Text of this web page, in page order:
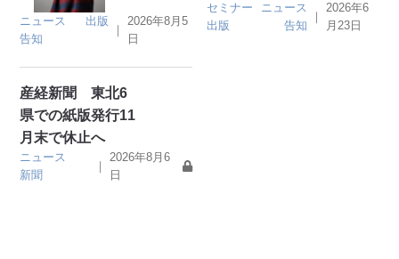
ニュース
出版
告知
｜
2026年8月5
日
セミナー
ニュース
出版
告知
｜
2026年6
月23日
産経新聞 東北6
県での紙版発行11
月末で休止へ
ニュース
新聞
｜
2026年8月6
日